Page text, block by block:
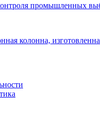
промышленных
колонна,